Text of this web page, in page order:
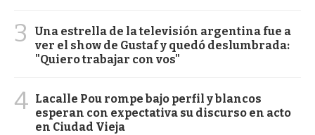
3
Una estrella de la televisión argentina fue a
ver el show de Gustaf y quedó deslumbrada:
"Quiero trabajar con vos"
4 Lacalle Pou rompe bajo perfil y blancos
esperan con expectativa su discurso en acto
en Ciudad Vieja